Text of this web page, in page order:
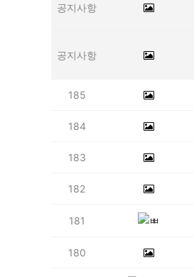
공지사항
공지사항
185
184
183
182
181
180